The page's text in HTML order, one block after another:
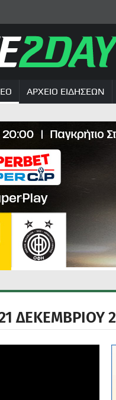
ΑΡΧΕΙΟ ΕΙΔΗΣΕΩΝ
ΔΕΚΕΜΒΡΙΟΥ